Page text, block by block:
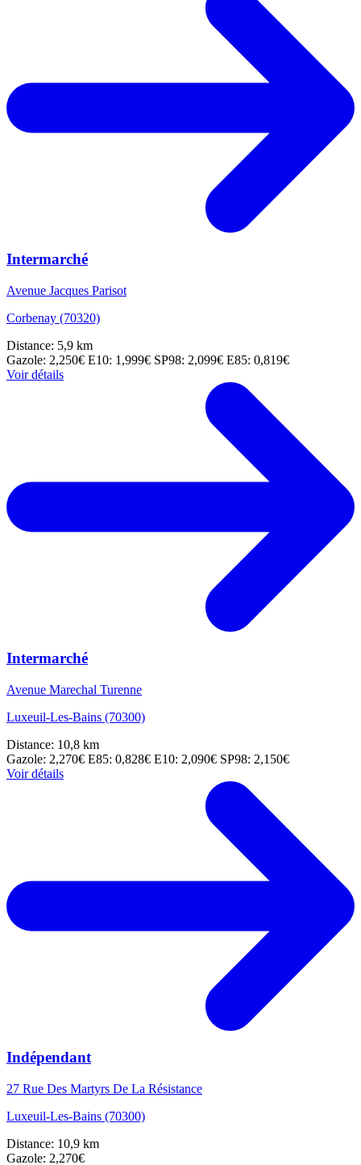
Intermarché
Avenue Jacques Parisot
Corbenay (70320)
Distance: 5,9 km
Gazole: 2,250€ E10: 1,999€ SP98: 2,099€ E85: 0,819€
Voir détails
Intermarché
Avenue Marechal Turenne
Luxeuil-Les-Bains (70300)
Distance: 10,8 km
Gazole: 2,270€ E85: 0,828€ E10: 2,090€ SP98: 2,150€
Voir détails
Indépendant
27 Rue Des Martyrs De La Résistance
Luxeuil-Les-Bains (70300)
Distance: 10,9 km
Gazole: 2,270€